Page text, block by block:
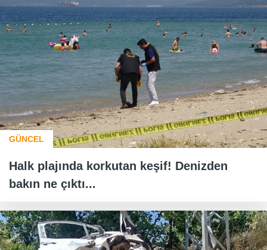
GÜNCEL
Halk plajında korkutan keşif! Denizden
bakın ne çıktı...